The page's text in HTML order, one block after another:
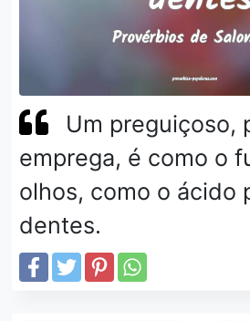
Um preguiçoso,
emprega, é como o
olhos, como o ácido
dentes.